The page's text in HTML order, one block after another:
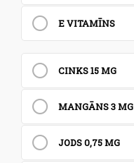
E VITAMĪNS
CINKS 15 MG
MANGĀNS 3 MG
JODS 0,75 MG